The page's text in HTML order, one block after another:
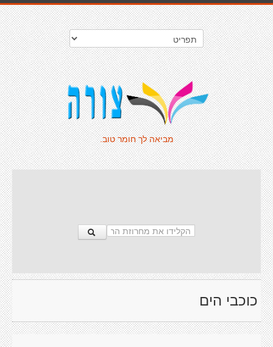
מביאה לך חומר טוב.
כוכבי הים